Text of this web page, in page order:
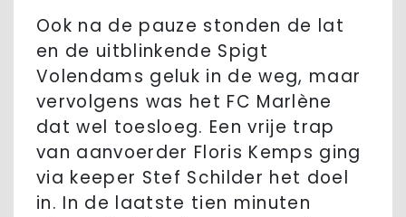
Ook na de pauze stonden de lat
en de uitblinkende Spigt
Volendams geluk in de weg, maar
vervolgens was het FC Marlène
dat wel toesloeg. Een vrije trap
van aanvoerder Floris Kemps ging
via keeper Stef Schilder het doel
in. In de laatste tien minuten